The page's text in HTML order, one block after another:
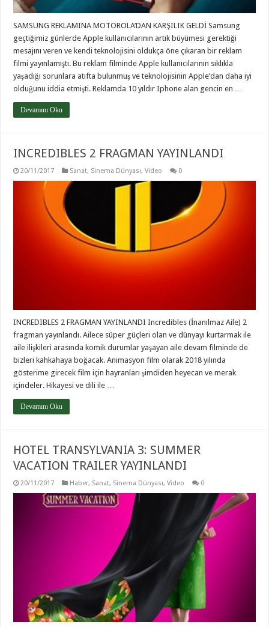
SAMSUNG REKLAMINA MOTOROLA’DAN KARŞILIK GELDİ Samsung
geçtiğimiz günlerde Apple kullanıcılarının artık büyümesi gerektiği
mesajını veren ve kendi teknolojisini oldukça öne çıkaran bir reklam
filmi yayınlamıştı. Bu reklam filminde Apple kullanıcılarının sıklıkla
yaşadığı sorunlara atıfta bulunmuş ve teknolojisinin Apple’dan daha iyi
olduğunu iddia etmişti. Reklamda 10 yıldır Iphone alan gencin en …
Devamını Oku
INCREDIBLES 2 FRAGMAN YAYINLANDI
20/11/2017 Sanat, Sinema Dünyası,Video 0
INCREDIBLES 2 FRAGMAN YAYINLANDI Incredibles (İnanılmaz Aile) 2
fragman yayınlandı. Ailece süper güçleri olan ve dünyayı kurtarmak ile
aile ilişkileri arasında komik durumlar yaşayan aile devam filminde de
bizleri kahkahaya boğacak. Animasyon film olarak 2018 yılında
gösterime girecek film için hayranları şimdiden heyecan ve merak
içindeler. Hikayesi ve dili ile …
Devamını Oku
HOTEL TRANSYLVANIA 3: SUMMER
VACATION TRAILER YAYINLANDI
20/11/2017 Haber, Sanat, Sinema Dünyası,Video 0